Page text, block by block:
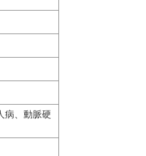
病、動脈硬